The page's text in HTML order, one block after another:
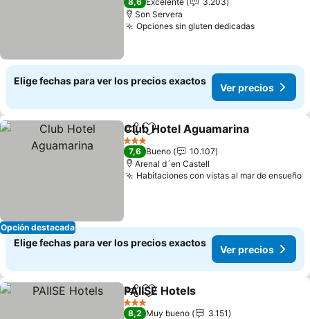
Son Servera
Opciones sin gluten dedicadas
Elige fechas para ver los precios exactos
Ver precios
Opción destacada
CompartirAgregar a favoritos
Club Hotel Aguamarina
3 Estrellas
7,6 Bueno
10.107
Arenal d´en Castell
Habitaciones con vistas al mar de ensueño
Elige fechas para ver los precios exactos
Ver precios
CompartirAgregar a favoritos
PAIISE Hotels
3 Estrellas
8,2 Muy bueno
3.151